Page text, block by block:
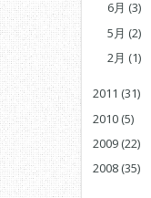
6月 (3)
5月 (2)
2月 (1)
2011 (31)
2010 (5)
2009 (22)
2008 (35)